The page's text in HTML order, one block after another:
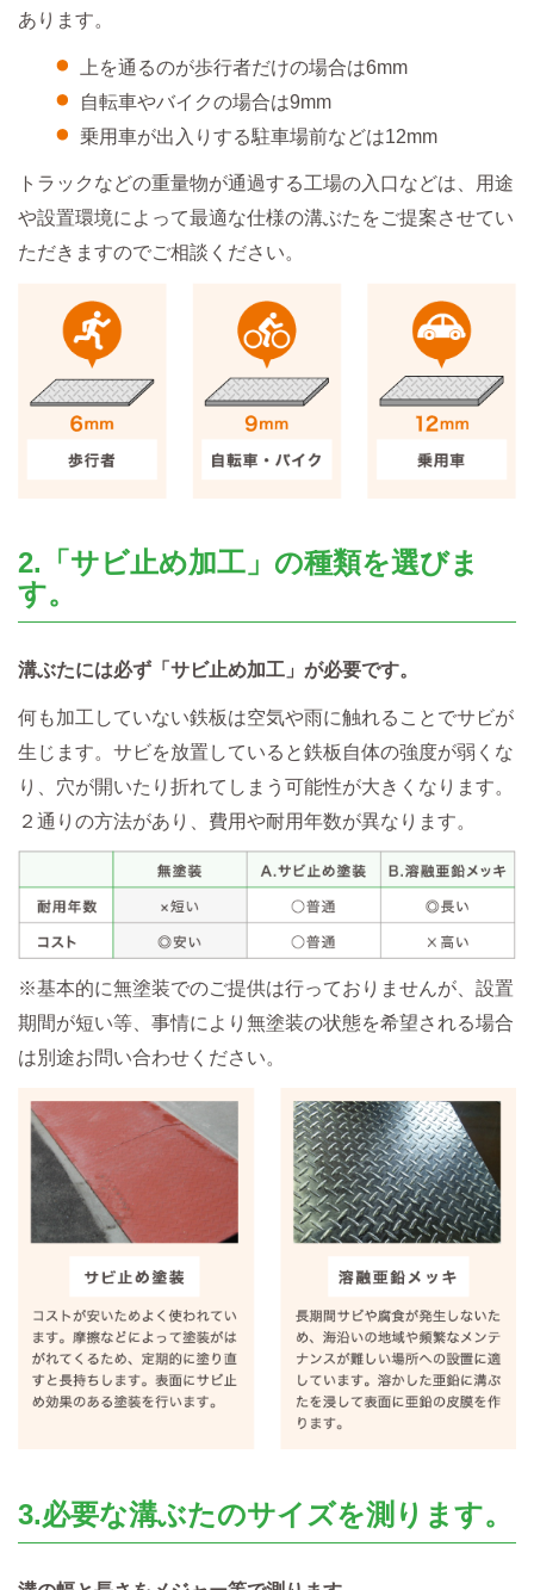
あります。
上を通るのが歩行者だけの場合は6mm
自転車やバイクの場合は9mm
乗用車が出入りする駐車場前などは12mm
トラックなどの重量物が通過する工場の入口などは、用途
や設置環境によって最適な仕様の溝ぶたをご提案させてい
ただきますのでご相談ください。
2.「サビ止め加工」の種類を選びま
す。
溝ぶたには必ず「サビ止め加工」が必要です。
何も加工していない鉄板は空気や雨に触れることでサビが
生じます。サビを放置していると鉄板自体の強度が弱くな
り、穴が開いたり折れてしまう可能性が大きくなります。
２通りの方法があり、費用や耐用年数が異なります。
※基本的に無塗装でのご提供は行っておりませんが、設置
期間が短い等、事情により無塗装の状態を希望される場合
は別途お問い合わせください。
3.必要な溝ぶたのサイズを測ります。